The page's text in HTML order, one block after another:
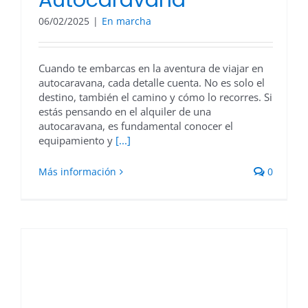
06/02/2025 | En marcha
Cuando te embarcas en la aventura de viajar en
autocaravana, cada detalle cuenta. No es solo el
destino, también el camino y cómo lo recorres. Si
estás pensando en el alquiler de una
autocaravana, es fundamental conocer el
equipamiento y [...]
Más información 0